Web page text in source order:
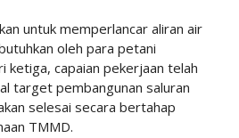
untuk memperlancar aliran air
oleh para petani
ketiga, capaian pekerjaan telah
target pembangunan saluran
selesai secara bertahap
TMMD.